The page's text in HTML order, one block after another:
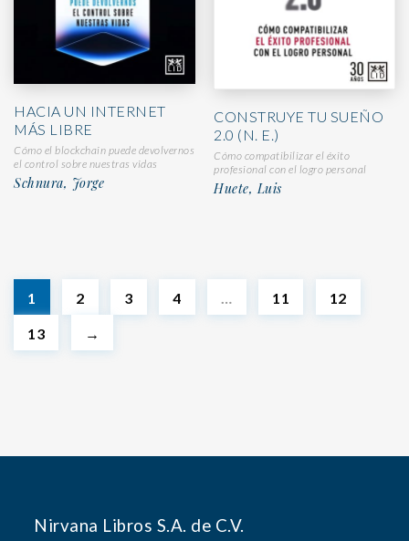
HACIA UN INTERNET
MÁS LIBRE
Cómo el blockchain puede devolvernos
el control sobre nuestras vidas
Schnura, Jorge
CONSTRUYE TU SUEÑO
2.0 (N. E.)
Cómo compatibilizar el éxito
profesional con el logro personal
Huete, Luis
1 2 3 4 … 11 12
13 →
Nirvana Libros S.A. de C.V.